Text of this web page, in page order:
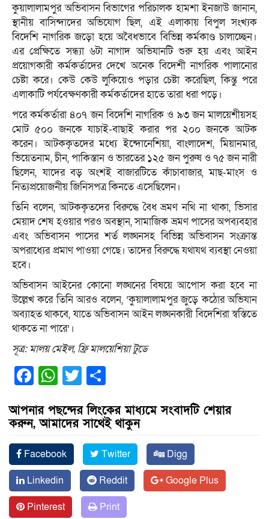
কুয়ালালামপুর অভিবাসন বিভাগের পরিচালক হামশা ইনজাউ জানান,
স্থানীয় বাসিন্দাদের অভিযোগ ছিল, এই এলাকায় বিপুল সংখ্যক
বিদেশি নাগরিক জড়ো হয়ে অবৈধভাবে বিভিন্ন কর্মকাণ্ড চালাচ্ছেন।
এর প্রেক্ষিতে সন্ধ্যা ৬টা নাগাদ অভিযানটি শুরু হয় এবং আইন
প্রয়োগকারী কর্মকর্তাদের দেখে অনেক বিদেশী নাগরিক পালানোর
চেষ্টা করে। কেউ কেউ লুকিয়েও পড়ার চেষ্টা করেছিল, কিন্তু পরে
এলাকাটি পর্যবেক্ষণকারী কর্মকর্তাদের হাতে তারা ধরা পড়ে।
পরে কর্মকর্তারা ৪০৭ জন বিদেশি নাগরিক ও ৯৩ জন মালয়েশীয়সহ
মোট ৫০০ জনকে যাচাই-বাছাই করার পর ২০০ জনকে আটক
করেন। আটককৃতদের মধ্যে ইন্দোনেশিয়া, বাংলাদেশ, মিয়ানমার,
ভিয়েতনাম, চীন, পাকিস্তান ও ভারতের ১২৫ জন পুরুষ ও ৭৫ জন নারী
ছিলেন, যাদের বড় অংশই বাজারটিতে কাঁচাবাজার, মাছ-মাংস ও
নিত্যপ্রয়োজনীয় জিনিসপত্র কিনতে এসেছিলেন।
তিনি বলেন, আটককৃতদের বিরুদ্ধে বৈধ ভ্রমণ নথি না থাকা, ভিসার
মেয়াদ শেষ হওয়ার পরও অবস্থান, সামাজিক ভ্রমণ পাসের অপব্যবহার
এবং অভিবাসন পাসের শর্ত লঙ্ঘনসহ বিভিন্ন অভিবাসন সংক্রান্ত
অপরাধ্যের প্রমাণ পাওয়া গেছে। তাদের বিরুদ্ধে যথাযথ ব্যবস্থা নেওয়া
হবে।
অভিবাসন আইনের কোনো লঙ্ঘনের বিষয়ে আপোস করা হবে না
উল্লেখ করে তিনি আরও বলেন, ‘কুয়ালালামপুর জুড়ে কঠোর অভিযান
অব্যাহত থাকবে, যাতে অভিবাসন আইন লঙ্ঘনকারী বিদেশিরা স্বস্তিতে
থাকতে না পারে’।
সূত্র: মালয় মেইল, ফ্রি মালয়েশিয়া টুডে
Facebook
WhatsApp
Twitter
আপনার পছন্দের লিংকের মাধ্যমে সংবাদটি শেয়ার
করুন, আমাদের সাথেই থাকুন
Facebook Twitter
Digg
Linkedin
Reddit
Google Plus
Pinterest
Print